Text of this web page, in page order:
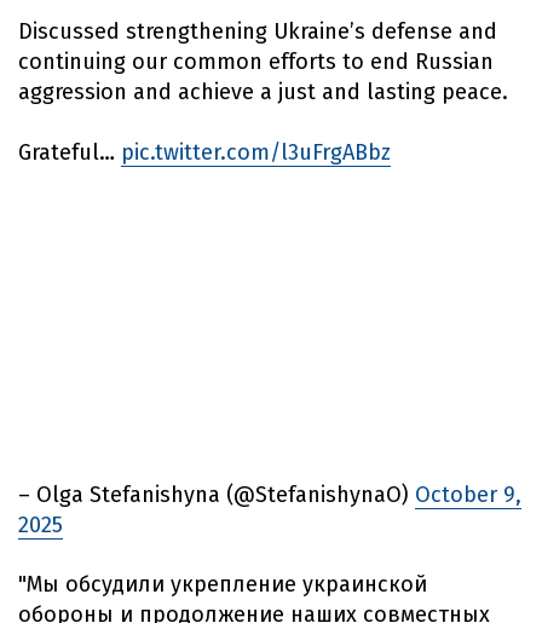
Discussed strengthening Ukraine’s defense and
continuing our common efforts to end Russian
aggression and achieve a just and lasting peace.
Grateful… pic.twitter.com/l3uFrgABbz
– Olga Stefanishyna (@StefanishynaO) October 9,
2025
"Мы обсудили укрепление украинской
обороны и продолжение наших совместных